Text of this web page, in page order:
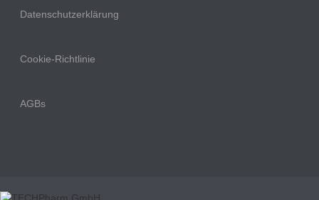
Datenschutzerklärung
Cookie-Richtlinie
AGBs